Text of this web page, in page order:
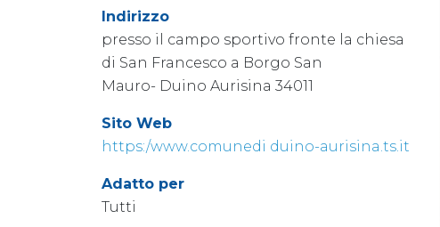
Indirizzo
presso il campo sportivo fronte la chiesa
di San Francesco a Borgo San
Mauro- Duino Aurisina 34011
Sito Web
https:/www.comunedi duino-aurisina.ts.it
Adatto per
Tutti